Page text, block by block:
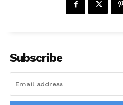
Subscribe